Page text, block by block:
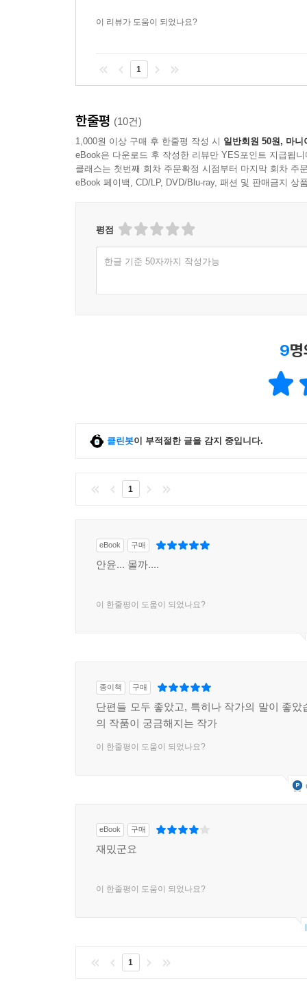
이 리뷰가 도움이 되었나요?
1
한줄평 (10건)
1,000원 이상 구매 후 한줄평 작성 시 일반회원 50원, 마니
eBook은 다운로드 후 작성한 리뷰만 YES포인트 지급됩니
클래스는 첫번째 회차 주문확정 시점부터 마지막 회차 주
eBook 페이백, CD/LP, DVD/Blu-ray, 패션 및 판매금지 상
평점
한글 기준 50자까지 작성가능
9
클린봇이 부적절한 글을 감지 중입니다.
1
eBook 구매
안윤... 몰까....
이 한줄평이 도움이 되었나요?
종이책 구매
단편들 모두 좋았고, 특히나 작가의 말이 좋았
의 작품이 궁금해지는 작가
이 한줄평이 도움이 되었나요?
eBook 구매
재밌군요
이 한줄평이 도움이 되었나요?
1